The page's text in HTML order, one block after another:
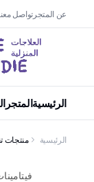
عن المتجرتواصل
الرئيسيةالمتجر
الرئيسية منتجات